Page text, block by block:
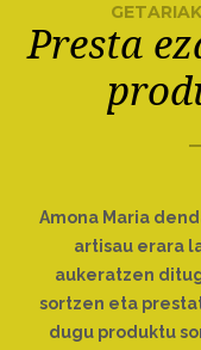
Presta
Amona Maria
artisau erara
aukeratzen
sortzen eta
dugu produktu